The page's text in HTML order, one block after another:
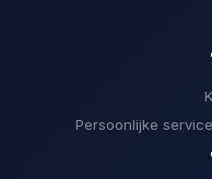
Persoonlijke